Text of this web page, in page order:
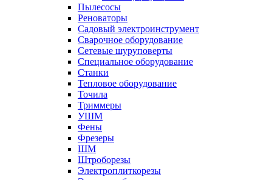
Пылесосы
Реноваторы
Садовый электроинструмент
Сварочное оборудование
Сетевые шуруповерты
Специальное оборудование
Станки
Тепловое оборудование
Точила
Триммеры
УШМ
Фены
Фрезеры
ШМ
Штроборезы
Электроплиткорезы